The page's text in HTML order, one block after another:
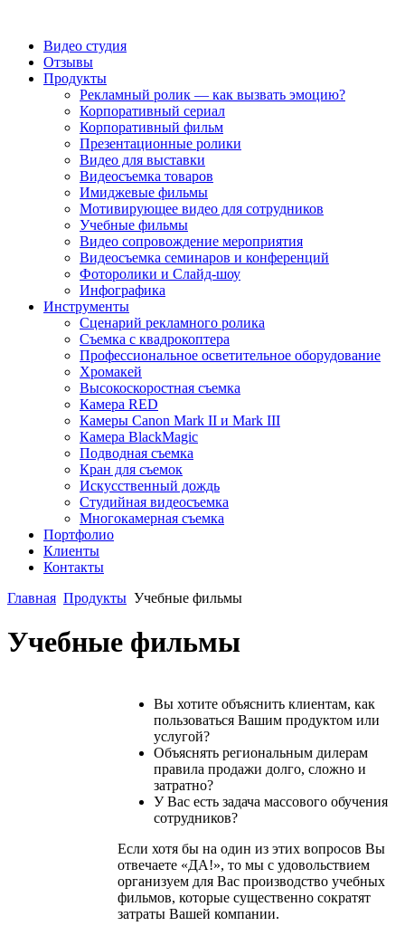
Видео студия
Отзывы
Продукты
Рекламный ролик — как вызвать эмоцию?
Корпоративный сериал
Корпоративный фильм
Презентационные ролики
Видео для выставки
Видеосъемка товаров
Имиджевые фильмы
Мотивирующее видео для сотрудников
Учебные фильмы
Видео сопровождение мероприятия
Видеосъемка семинаров и конференций
Фоторолики и Слайд-шоу
Инфографика
Инструменты
Сценарий рекламного ролика
Съемка с квадрокоптера
Профессиональное осветительное оборудование
Хромакей
Высокоскоростная съемка
Камера RED
Камеры Canon Mark II и Mark III
Камера BlackMagic
Подводная съемка
Кран для съемок
Искусственный дождь
Студийная видеосъемка
Многокамерная съемка
Портфолио
Клиенты
Контакты
Главная Продукты Учебные фильмы
Учебные фильмы
Вы хотите объяснить клиентам, как
пользоваться Вашим продуктом или
услугой?
Объяснять региональным дилерам
правила продажи долго, сложно и
затратно?
У Вас есть задача массового обучения
сотрудников?
Если хотя бы на один из этих вопросов Вы
отвечаете «ДА!», то мы с удовольствием
организуем для Вас производство учебных
фильмов, которые существенно сократят
затраты Вашей компании.